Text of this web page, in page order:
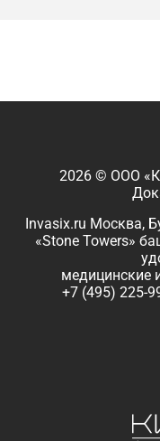
2026 © ООО
Invasix.ru Москва,
«Stone Towers»
медицинские
+7 (495) 225-